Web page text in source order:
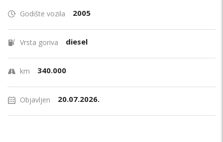
Godište vozila 2005
Vrsta goriva diesel
km 340.000
Objavljen 20.07.2026.